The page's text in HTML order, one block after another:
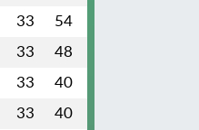
33 54
33 48
33 40
33 40